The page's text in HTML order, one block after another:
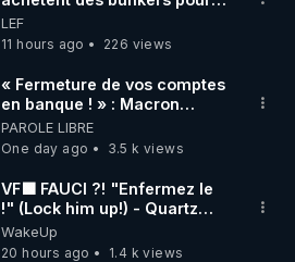
survivre à la fin du monde
LEF
11 hours ago
226 views
« Fermeture de vos comptes
en banque ! » : Macron
impose une loi folle !
PAROLE LIBRE
One day ago
3.5 k views
VF🟩 FAUCI ?! "Enfermez le
!" (Lock him up!) - Quartz
Traduction
WakeUp
20 hours ago
1.4 k views